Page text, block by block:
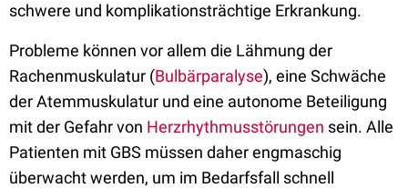
schwere und komplikationsträchtige Erkrankung.
Probleme können vor allem die Lähmung der
Rachenmuskulatur (Bulbärparalyse), eine Schwäche
der Atemmuskulatur und eine autonome Beteiligung
mit der Gefahr von Herzrhythmusstörungen sein. Alle
Patienten mit GBS müssen daher engmaschig
überwacht werden, um im Bedarfsfall schnell